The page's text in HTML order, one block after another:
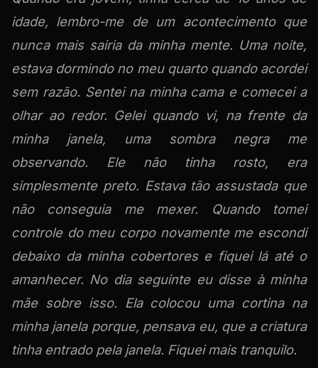
idade, lembro-me de um acontecimento que
nunca mais sairia da minha mente. Uma noite,
estava dormindo no meu quarto quando acordei
sem razão. Sentei na minha cama e comecei a
olhar ao redor. Gelei quando vi, na frente da
minha janela, uma sombra negra me
observando. Ele não tinha rosto, era
simplesmente preto. Estava tão assustada que
não conseguia me mexer. Quando tomei
controle do meu corpo novamente me escondi
debaixo da minha cobertores e fiquei lá até o
amanhecer. No dia seguinte eu disse à minha
mãe sobre isso. Ela colocou uma cortina na
minha janela porque, pensava eu, que a criatura
tinha entrado pela janela. Fiquei mais tranquilo.